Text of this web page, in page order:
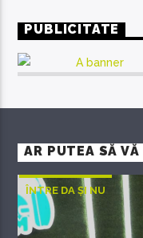
PUBLICITATE
AR PUTEA SĂ
ÎNTRE DA ȘI NU